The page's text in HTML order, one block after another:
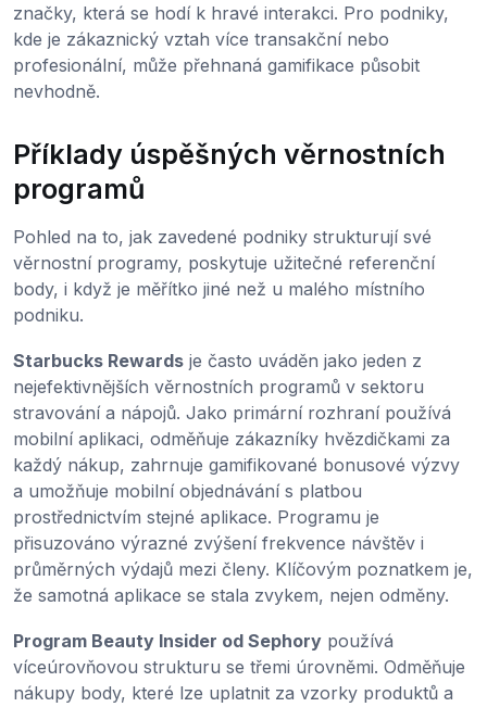
značky, která se hodí k hravé interakci. Pro podniky,
kde je zákaznický vztah více transakční nebo
profesionální, může přehnaná gamifikace působit
nevhodně.
Příklady úspěšných věrnostních
programů
Pohled na to, jak zavedené podniky strukturují své
věrnostní programy, poskytuje užitečné referenční
body, i když je měřítko jiné než u malého místního
podniku.
Starbucks Rewards je často uváděn jako jeden z
nejefektivnějších věrnostních programů v sektoru
stravování a nápojů. Jako primární rozhraní používá
mobilní aplikaci, odměňuje zákazníky hvězdičkami za
každý nákup, zahrnuje gamifikované bonusové výzvy
a umožňuje mobilní objednávání s platbou
prostřednictvím stejné aplikace. Programu je
přisuzováno výrazné zvýšení frekvence návštěv i
průměrných výdajů mezi členy. Klíčovým poznatkem je,
že samotná aplikace se stala zvykem, nejen odměny.
Program Beauty Insider od Sephory používá
víceúrovňovou strukturu se třemi úrovněmi. Odměňuje
nákupy body, které lze uplatnit za vzorky produktů a